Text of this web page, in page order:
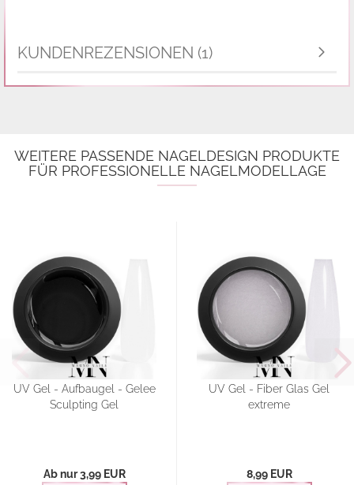
KUNDENREZENSIONEN (1)
WEITERE PASSENDE NAGELDESIGN PRODUKTE
FÜR PROFESSIONELLE NAGELMODELLAGE
UV Gel - Aufbaugel - Gelee
Sculpting Gel
Ab nur 3,99 EUR
UV Gel - Fiber Glas Gel
extreme
8,99 EUR